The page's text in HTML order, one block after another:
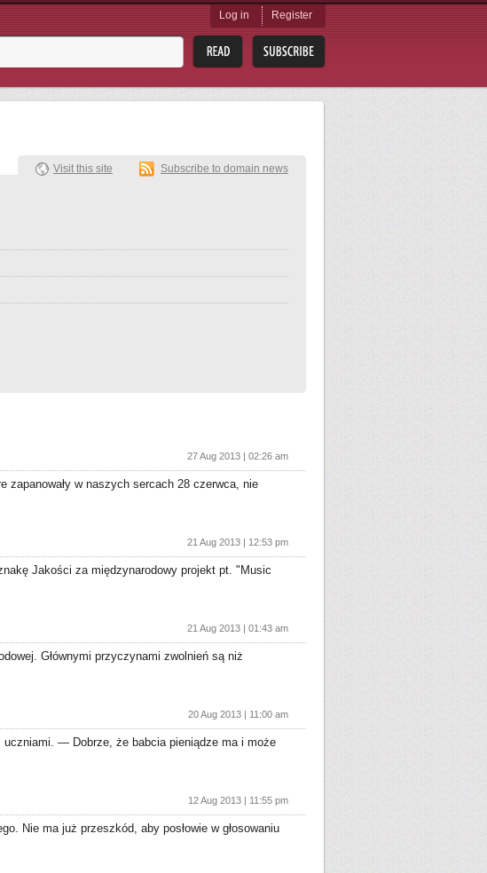
Log in Register
Visit this site Subscribe to domain news
27 Aug 2013 | 02:26 am
zapanowały w naszych sercach 28 czerwca, nie
21 Aug 2013 | 12:53 pm
Jakości za międzynarodowy projekt pt. "Music
21 Aug 2013 | 01:43 am
Głównymi przyczynami zwolnień są niż
20 Aug 2013 | 11:00 am
— Dobrze, że babcia pieniądze ma i może
12 Aug 2013 | 11:55 pm
Nie ma już przeszkód, aby posłowie w głosowaniu